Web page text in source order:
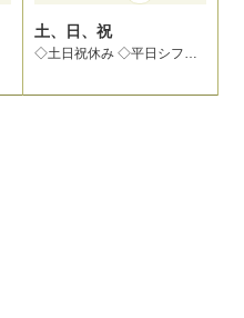
土、日、祝
◇土日祝休み ◇平日シフト制 ＼＼希望休や希望長期休暇も別途相談しやすい環境です！／／